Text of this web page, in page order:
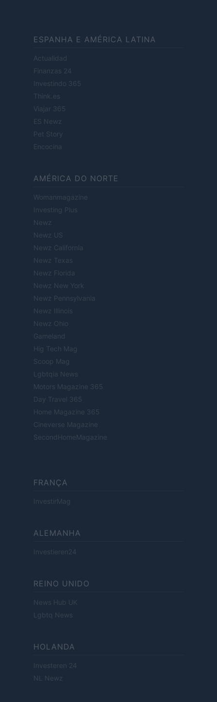
ESPANHA E AMÉRICA LATINA
Actualidad
Finanzas 24
Investindo 365
Think.es
Viajar 365
ES Newz
Pet Story
Encocina
AMÉRICA DO NORTE
Womanmagazine
Investing Plus
Newz
Newz US
Newz California
Newz Texas
Newz Florida
Newz New York
Newz Pennsylvania
Newz Illinois
Newz Ohio
Gameland
Hig Tech Mag
Scoop Mag
Lgbtqia News
Motors Magazine 365
Day Travel 365
Home Magazine 365
Cineverse Magazine
SecondHomeMagazine
FRANÇA
InvestirMag
ALEMANHA
Investieren24
REINO UNIDO
News Hub UK
Lgbtq News
HOLANDA
Investeren 24
NL Newz